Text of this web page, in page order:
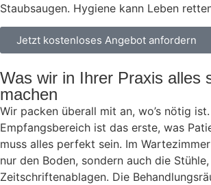
Staubsaugen. Hygiene kann Leben
Jetzt kostenloses Angebot anfordern
Was wir in Ihrer Praxis alles
machen
Wir packen überall mit an, wo’s nötig
Empfangsbereich ist das erste, was
muss alles perfekt sein. Im
nur den Boden, sondern auch die
Zeitschriftenablagen. Die